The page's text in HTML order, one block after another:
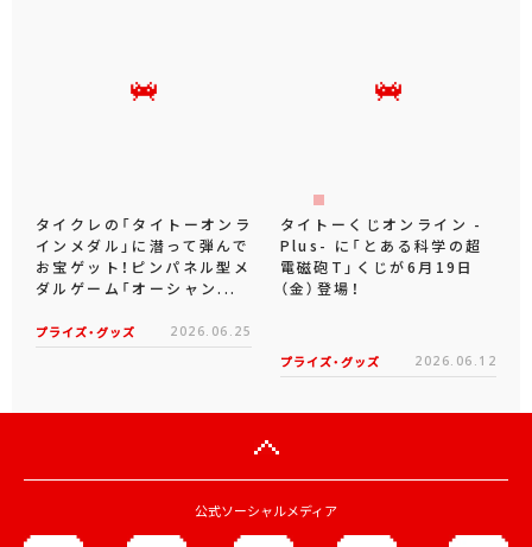
タイクレの「タイトーオンラ
インメダル」に潜って弾んで
お宝ゲット！ピンパネル型メ
ダルゲーム「オーシャン...
プライズ・グッズ 2026.06.25
タイトーくじオンライン -
Plus- に「とある科学の超
電磁砲T」くじが6月19日
（金）登場！
プライズ・グッズ 2026.06.12
公式ソーシャルメディア